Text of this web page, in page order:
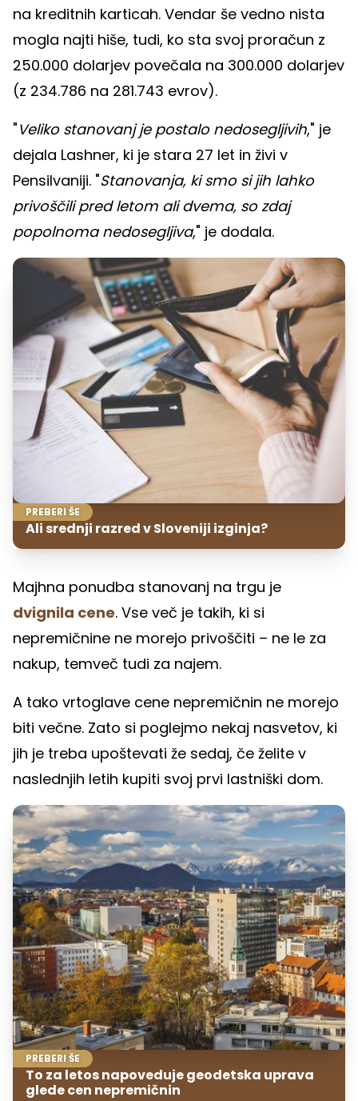
na kreditnih karticah. Vendar še vedno nista
mogla najti hiše, tudi, ko sta svoj proračun z
250.000 dolarjev povečala na 300.000 dolarjev
(z 234.786 na 281.743 evrov).
"Veliko stanovanj je postalo nedosegljivih," je
dejala Lashner, ki je stara 27 let in živi v
Pensilvaniji. "Stanovanja, ki smo si jih lahko
privoščili pred letom ali dvema, so zdaj
popolnoma nedosegljiva," je dodala.
PREBERI ŠE
Ali srednji razred v Sloveniji izginja?
Majhna ponudba stanovanj na trgu je
dvignila cene. Vse več je takih, ki si
nepremičnine ne morejo privoščiti – ne le za
nakup, temveč tudi za najem.
A tako vrtoglave cene nepremičnin ne morejo
biti večne. Zato si poglejmo nekaj nasvetov, ki
jih je treba upoštevati že sedaj, če želite v
naslednjih letih kupiti svoj prvi lastniški dom.
PREBERI ŠE
To za letos napoveduje geodetska uprava
glede cen nepremičnin